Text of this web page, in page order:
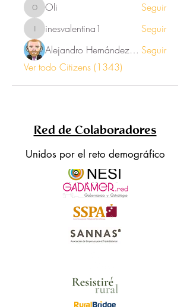
Oli Oli Seguir
inesvalentina1
inesvalentina1
Seguir
Alejandro Hernández Renner Seguir
Ver todo Citizens (1343)
Red de Colaboradores
Unidos por el reto demográfico